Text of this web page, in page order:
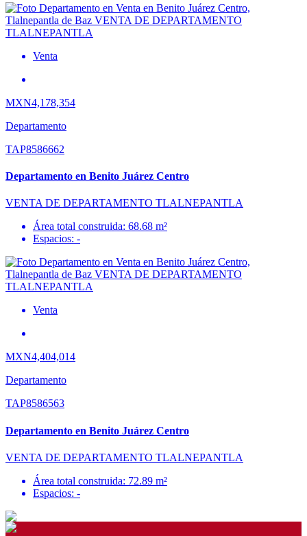
Venta
MXN4,178,354
Departamento
TAP8586662
Departamento en Benito Juárez Centro
VENTA DE DEPARTAMENTO TLALNEPANTLA
Área total construida: 68.68 m²
Espacios: -
Venta
MXN4,404,014
Departamento
TAP8586563
Departamento en Benito Juárez Centro
VENTA DE DEPARTAMENTO TLALNEPANTLA
Área total construida: 72.89 m²
Espacios: -